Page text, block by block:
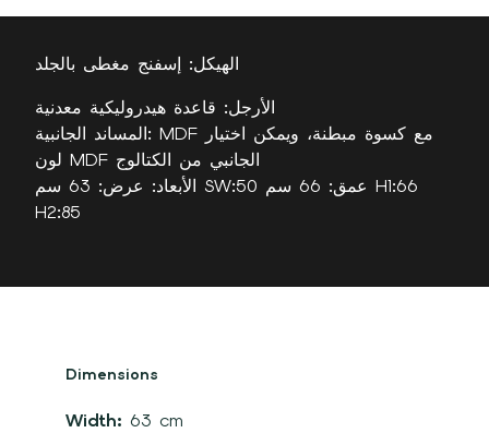
الهيكل: إسفنج مغطى بالجلد
الأرجل: قاعدة هيدروليكية معدنية
المساند الجانبية: MDF مع كسوة مبطنة، ويمكن اختيار
لون MDF الجانبي من الكتالوج
الأبعاد: عرض: 63 سم SW:50 عمق: 66 سم H1:66
H2:85
Dimensions
Width: 63 cm